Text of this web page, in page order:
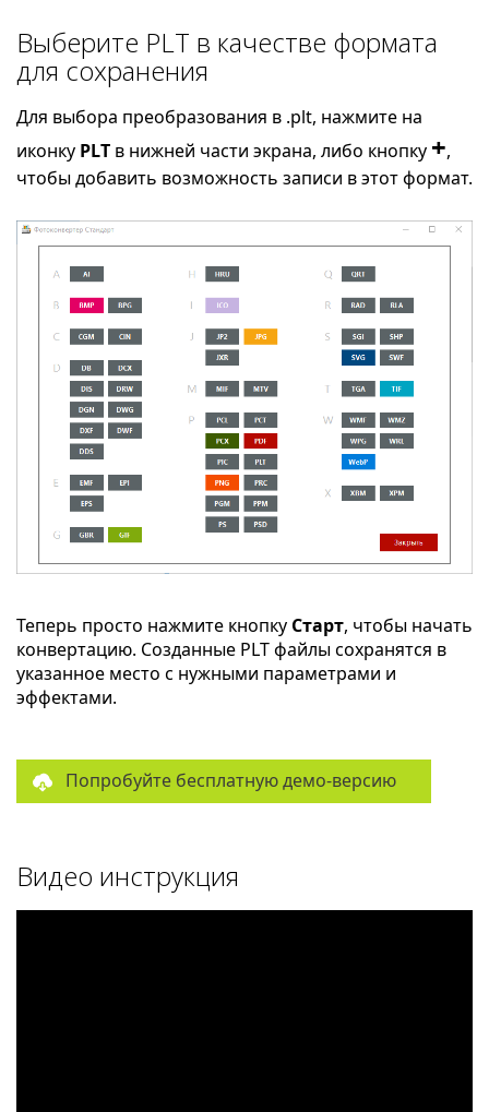
Выберите PLT в качестве формата
для сохранения
Для выбора преобразования в .plt, нажмите на
иконку PLT в нижней части экрана, либо кнопку +,
чтобы добавить возможность записи в этот формат.
Теперь просто нажмите кнопку Старт, чтобы начать
конвертацию. Созданные PLT файлы сохранятся в
указанное место с нужными параметрами и
эффектами.
Попробуйте бесплатную демо-версию
Видео инструкция